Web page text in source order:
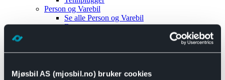
Mjøsbil AS (mjosbil.no) bruker cookies
Person og Varebil
Se alle Person og Varebil
Brems
Motor og drivverk
Se alle Universal